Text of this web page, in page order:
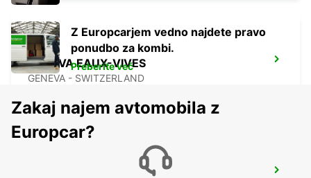
GENEVA EAUX-VIVES
GENEVA - SWITZERLAND
GENEVA CAROUGE HOTEL RAMADA
Z Europcarjem vedno najdete pravo
ponudbo za kombi.
Preberite več
Zakaj najem avtomobila z
Europcar?